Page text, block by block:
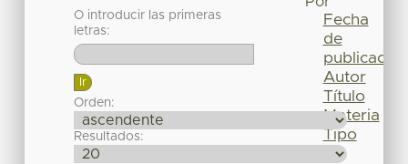
O introducir las primeras
letras:
Orden:
Resultados:
Fecha
de
publicación
Autor
Título
Materia
Tipo